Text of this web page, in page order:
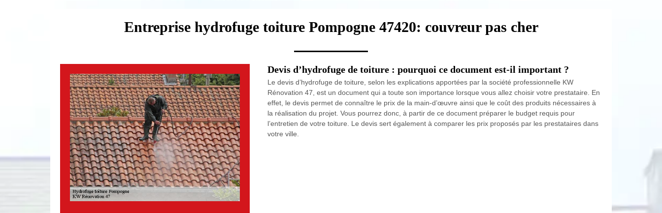
Entreprise hydrofuge toiture Pompogne 47420: couvreur pas cher
Devis d’hydrofuge de toiture : pourquoi ce document est-il important ?
Le devis d’hydrofuge de toiture, selon les explications apportées par la société professionnelle KW
Rénovation 47, est un document qui a toute son importance lorsque vous allez choisir votre prestataire. En
effet, le devis permet de connaître le prix de la main-d’œuvre ainsi que le coût des produits nécessaires à
la réalisation du projet. Vous pourrez donc, à partir de ce document préparer le budget requis pour
l’entretien de votre toiture. Le devis sert également à comparer les prix proposés par les prestataires dans
votre ville.